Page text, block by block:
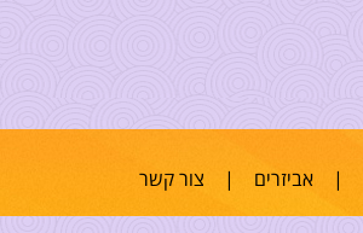
| אביזרים | צור קשר